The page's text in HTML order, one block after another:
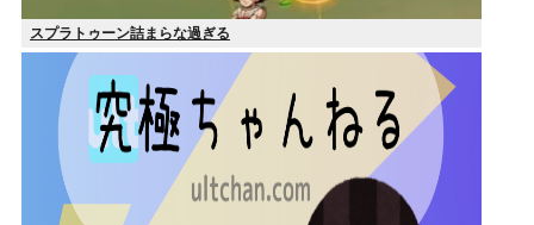
スプラトゥーン詰まらな過ぎる